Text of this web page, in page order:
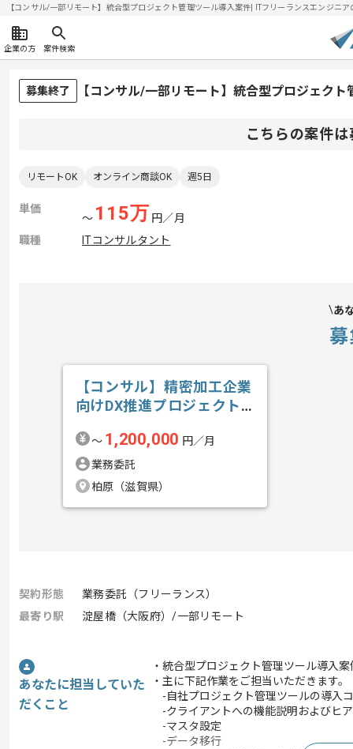
【コンサル/一部リモート】統合型プロジェクト管理ツール導入案件| ITフリーランスエンジニ
企業の方 案件検索
募集終了 【コンサル/一部リモート】統合型プロジェク
こちらの案件
リモートOK オンライン商談OK 週5日
単価
〜 115万 円／月
職種
ITコンサルタント
あ
【コンサル】精密加工企業
向けDX推進プロジェクト
〜 1,200,000 円／月
業務委託
柏原（滋賀県）
契約形態
業務委託（フリーランス）
最寄り駅
淀屋橋（大阪府）/一部リモート
あなたに担当していた
だくこと
・統合型プロジェクト管理ツール導入
・主に下記作業をご担当いただきます。
-自社プロジェクト管理ツールの導入
-クライアントへの機能説明およびヒ
-マスタ設定
-データ移行